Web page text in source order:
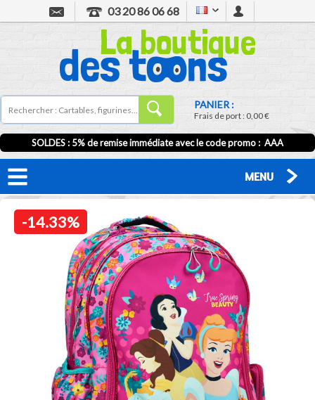
03 20 86 06 68
PANIER :
Frais de port :0,00 €
SOLDES : 5% de remise immédiate avec le code promo : AAA
MENU
-14.33%